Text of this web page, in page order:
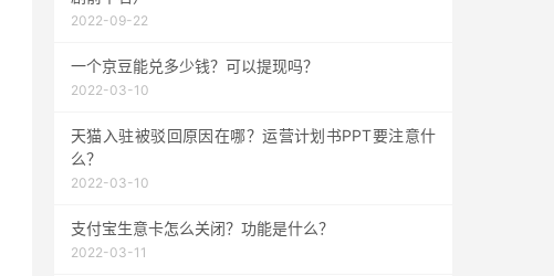
2022-09-22
一个京豆能兑多少钱？可以提现吗？
2022-03-10
天猫入驻被驳回原因在哪？运营计划书PPT要注意什
么？
2022-03-10
支付宝生意卡怎么关闭？功能是什么？
2022-03-11